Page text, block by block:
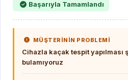
Başarıyla Tamamlandı
MÜŞTERİNİN PROBLEMİ
Cihazla kaçak tespit yapılması
bulamıyoruz